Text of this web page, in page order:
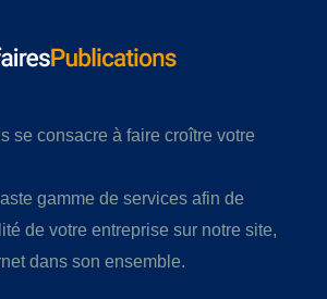
se consacre à faire croître votre
gamme de services afin de
de votre entreprise sur notre site,
dans son ensemble.